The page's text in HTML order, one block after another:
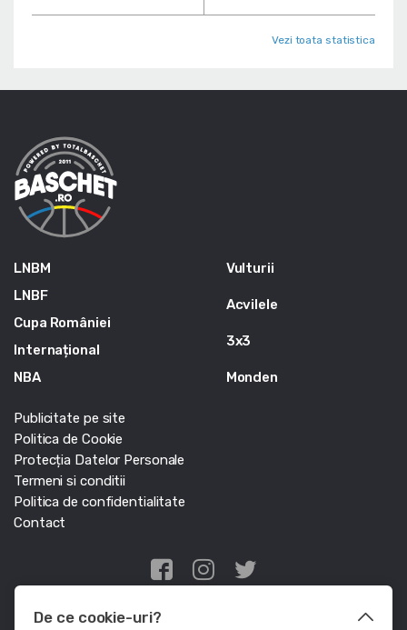
Vezi toata statistica
LNBM
LNBF
Cupa României
Internațional
NBA
Vulturii
Acvilele
3x3
Monden
Publicitate pe site
Politica de Cookie
Protecția Datelor Personale
Termeni si conditii
Politica de confidentialitate
Contact
Edris Digital Agency
De ce cookie-uri?